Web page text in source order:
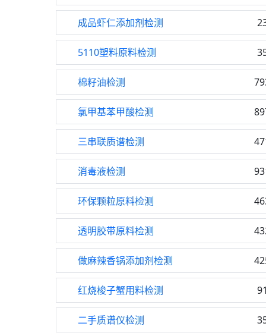
成品虾仁添加剂检测
5110塑料原料检测
棉籽油检测
氯甲基苯甲酸检测
三串联质谱检测
消毒液检测
环保颗粒原料检测
透明胶带原料检测
做麻辣香锅添加剂检测
红烧梭子蟹用料检测
二手质谱仪检测